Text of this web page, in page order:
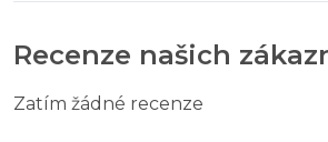
Recenze našich
Zatím žádné recenze